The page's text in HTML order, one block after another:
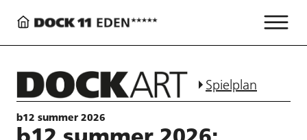
Spielplan
b12 summer 2026